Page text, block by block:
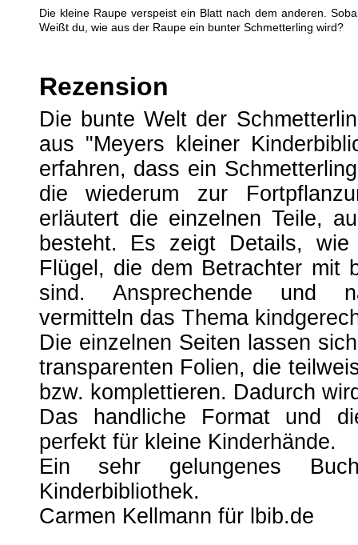
Die kleine Raupe verspeist ein Blatt nach dem anderen.
Weißt du, wie aus der Raupe ein bunter Schmetterling wird?
Rezension
Die bunte Welt der
aus "Meyers kleiner
erfahren, dass ein
die wiederum zur
erläutert die einzelnen Teile,
besteht. Es zeigt Details,
Flügel, die dem Betrachter mit
sind. Ansprechende und
vermitteln das Thema
Die einzelnen Seiten lassen
transparenten Folien, die
bzw. komplettieren. Dadurch
Das handliche Format und
perfekt für kleine Kinderhände.
Ein sehr gelungenes
Kinderbibliothek.
Carmen Kellmann für lbib.de